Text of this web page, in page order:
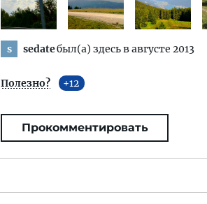
s sedateбыл(а) здесь в августе 2013
Полезно? 12
Прокомментировать